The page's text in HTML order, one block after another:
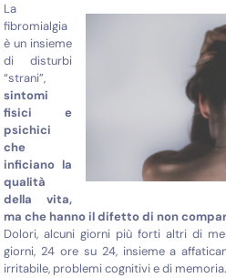
La
fibromialgia
è un insieme
di disturbi
“strani”,
sintomi
fisici e
psichici
che
inficiano la
qualità
della vita,
ma che hanno il difetto di non
Dolori, alcuni giorni più forti altri di
giorni, 24 ore su 24, insieme a
irritabile, problemi cognitivi e di memoria.